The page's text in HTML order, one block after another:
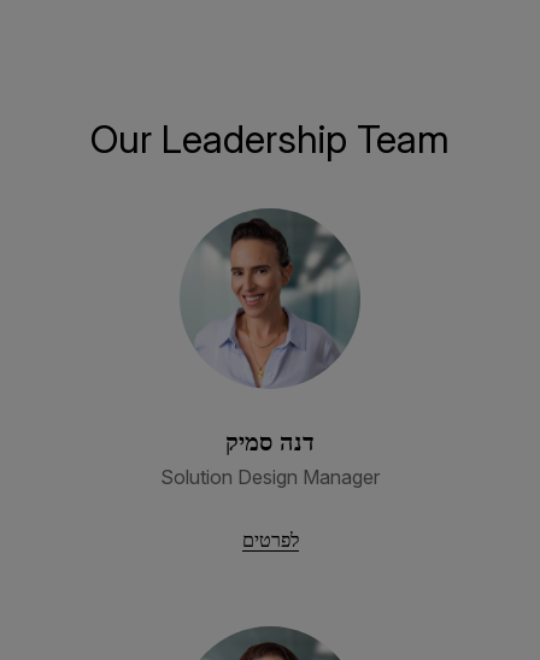
Our Leadership Team
דנה סמיק
Solution Design Manager
לפרטים